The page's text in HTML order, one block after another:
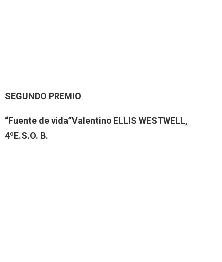
SEGUNDO PREMIO
“Fuente de vida”Valentino ELLIS WESTWELL,
4ºE.S.O. B.